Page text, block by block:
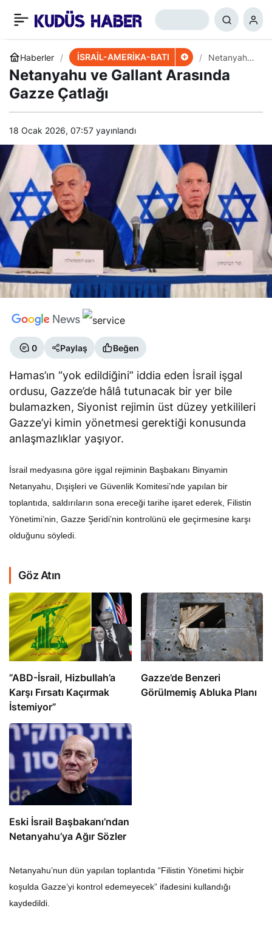
Haberler İSRAİL-AMERİKA-BATI
Netanyahu
ve Gallant
Arasında
Netanyahu ve Gallant Arasında
Gazze Çatlağı
18 Ocak 2026, 07:57 yayınlandı
0 Paylaş Beğen
Hamas’ın “yok edildiğini” iddia eden İsrail işgal
ordusu, Gazze’de hâlâ tutunacak bir yer bile
bulamazken, Siyonist rejimin üst düzey yetkilileri
Gazze’yi kimin yönetmesi gerektiği konusunda
anlaşmazlıklar yaşıyor.
İsrail medyasına göre işgal rejiminin Başbakanı Binyamin
Netanyahu, Dışişleri ve Güvenlik Komitesi’nde yapılan bir
toplantıda, saldırıların sona ereceği tarihe işaret ederek, Filistin
Yönetimi’nin, Gazze Şeridi’nin kontrolünü ele geçirmesine karşı
olduğunu söyledi.
Göz Atın
​​​​​​​”ABD-İsrail, Hizbullah’a
Karşı Fırsatı Kaçırmak
İstemiyor”
​​​​​​​Gazze’de Benzeri
Görülmemiş Abluka Planı
Eski İsrail Başbakanı’ndan
Netanyahu’ya Ağır Sözler
Netanyahu’nun dün yapılan toplantıda “Filistin Yönetimi hiçbir
koşulda Gazze’yi kontrol edemeyecek” ifadesini kullandığı
kaydedildi.
ABD Dergisi: Hamas’ın
Medyada Kazandı
+ 0 Paylaş